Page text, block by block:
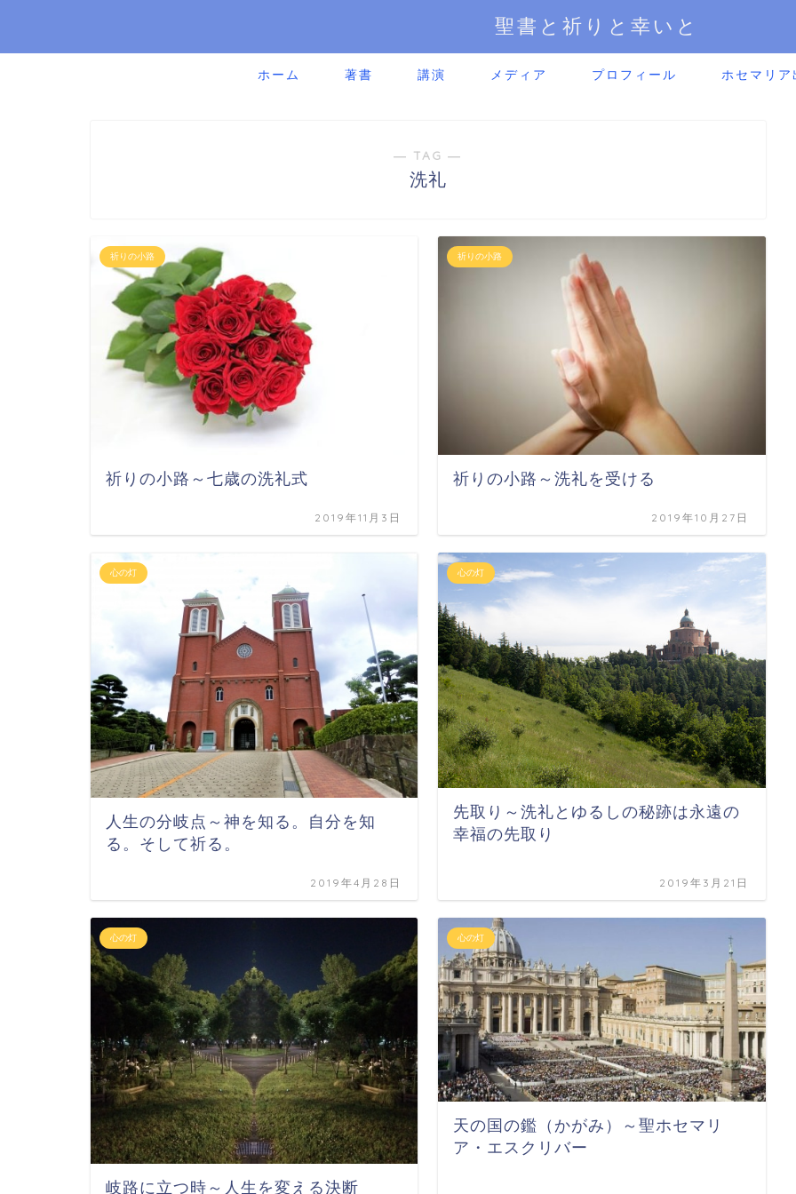
聖書と祈りと幸いと
ホーム 著書 講演 メディア プロフィール ホセマリア
― TAG ―
洗礼
祈りの小路
祈りの小路～七歳の洗礼式
2019年11月3日
祈りの小路
祈りの小路～洗礼を受ける
2019年10月27日
心の灯
人生の分岐点～神を知る。自分を知
る。そして祈る。
2019年4月28日
心の灯
先取り～洗礼とゆるしの秘跡は永遠の
幸福の先取り
2019年3月21日
心の灯
岐路に立つ時～人生を変える決断
心の灯
天の国の鑑（かがみ）～聖ホセマリ
ア・エスクリバー